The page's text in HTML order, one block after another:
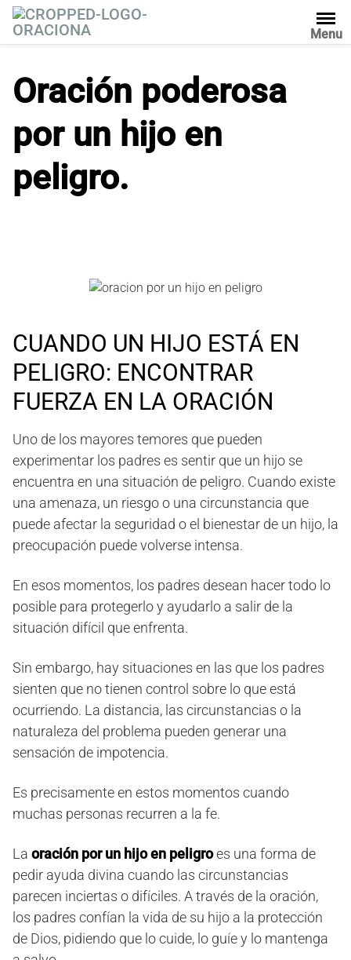
l
Menu
Oración poderosa
por un hijo en
peligro.
CUANDO UN HIJO ESTÁ EN
PELIGRO: ENCONTRAR
FUERZA EN LA ORACIÓN
Uno de los mayores temores que pueden
experimentar los padres es sentir que un hijo se
encuentra en una situación de peligro. Cuando existe
una amenaza, un riesgo o una circunstancia que
puede afectar la seguridad o el bienestar de un hijo, la
preocupación puede volverse intensa.
En esos momentos, los padres desean hacer todo lo
posible para protegerlo y ayudarlo a salir de la
situación difícil que enfrenta.
Sin embargo, hay situaciones en las que los padres
sienten que no tienen control sobre lo que está
ocurriendo. La distancia, las circunstancias o la
naturaleza del problema pueden generar una
sensación de impotencia.
Es precisamente en estos momentos cuando
muchas personas recurren a la fe.
La oración por un hijo en peligroes una forma de
pedir ayuda divina cuando las circunstancias
parecen inciertas o difíciles. A través de la oración,
los padres confían la vida de su hijo a la protección
de Dios, pidiendo que lo cuide, lo guíe y lo mantenga